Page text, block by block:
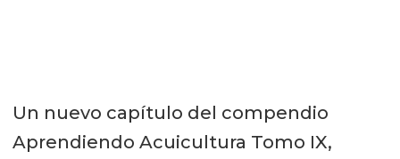
Un nuevo capítulo del compendio
Aprendiendo Acuicultura Tomo IX,